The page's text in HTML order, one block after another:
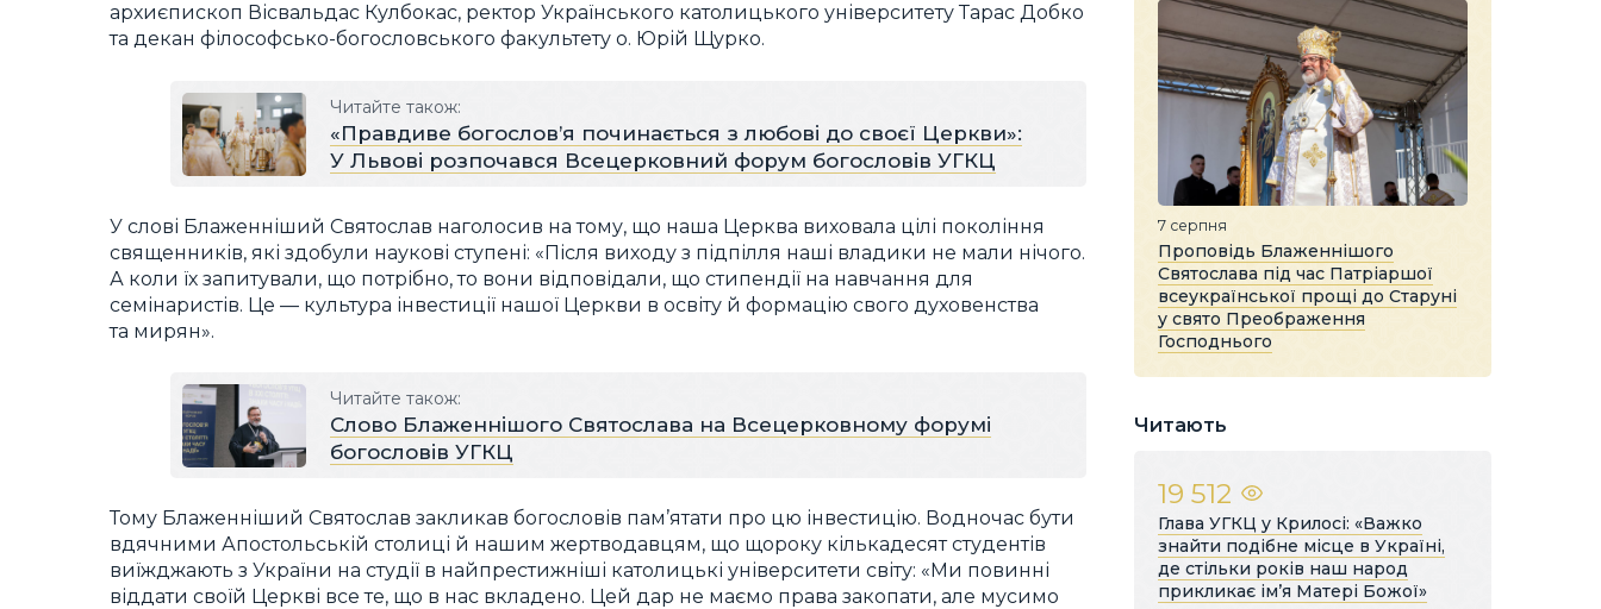
архиєпископ Вісвальдас Кулбокас, ректор Українського католицького університету Тарас Добко
та декан філософсько-богословського факультету о. Юрій Щурко.
Читайте також:
«Правдиве богослов’я починається з любові до своєї Церкви»:
У Львові розпочався Всецерковний форум богословів УГКЦ
У слові Блаженніший Святослав наголосив на тому, що наша Церква виховала цілі покоління
священників, які здобули наукові ступені: «Після виходу з підпілля наші владики не мали нічого.
А коли їх запитували, що потрібно, то вони відповідали, що стипендії на навчання для
семінаристів. Це — культура інвестиції нашої Церкви в освіту й формацію свого духовенства
та мирян».
Читайте також:
Слово Блаженнішого Святослава на Всецерковному форумі
богословів УГКЦ
Тому Блаженніший Святослав закликав богословів пам’ятати про цю інвестицію. Водночас бути
вдячними Апостольській столиці й нашим жертводавцям, що щороку кількадесят студентів
виїжджають з України на студії в найпрестижніші католицькі університети світу: «Ми повинні
віддати своїй Церкві все те, що в нас вкладено. Цей дар не маємо права закопати, але мусимо
7 серпня
Проповідь Блаженнішого
Святослава під час Патріаршої
всеукраїнської прощі до Старуні
у свято Преображення
Господнього
Читають
19 512
Глава УГКЦ у Крилосі: «Важко
знайти подібне місце в Україні,
де стільки років наш народ
прикликає ім’я Матері Божої»